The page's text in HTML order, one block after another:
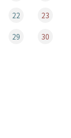
22 23
29 30